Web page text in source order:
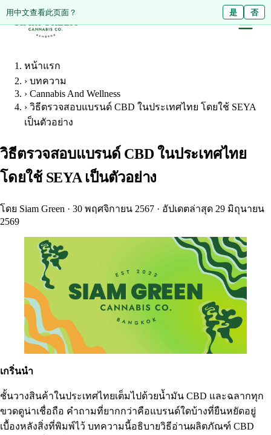
Diese Seite auf Deutsch ansehen? Nein
用中文查看此页面？ 是 否
หน้าแรก
› บทความ
› Cannabis And Wellness
› วิธีตรวจสอบแบรนด์ CBD ในประเทศไทย โดยใช้ SEYA
เป็นตัวอย่าง
วิธีตรวจสอบแบรนด์ CBD ในประเทศไทย
โดยใช้ SEYA เป็นตัวอย่าง
โดย Siam Green · 30 พฤศจิกายน 2567 · อัปเดตล่าสุด 29 มิถุนายน
2569
เกริ่นนำ
ชั้นวางสินค้าในประเทศไทยเต็มไปด้วยน้ำมัน CBD และฉลากทุก
ขวดดูน่าเชื่อถือ คำถามที่ยากกว่าคือแบรนด์ใดบ้างที่ยืนหยัดอยู่
เบื้องหลังสิ่งที่พิมพ์ไว้ บทความนี้อธิบายวิธีอ่านผลิตภัณฑ์ CBD